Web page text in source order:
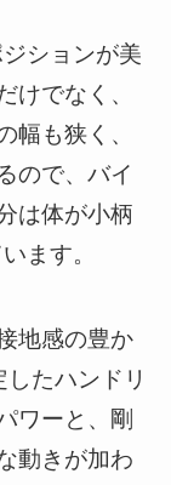
ションが美
けでなく、
幅も狭く、
ので、バイ
は体が小柄
ます。
地感の豊か
たハンドリ
ワーと、剛
動きが加わ